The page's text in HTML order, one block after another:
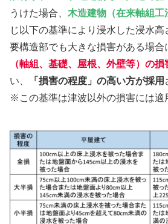
うけた場合、 木造建物（在来軸組工
じ以下の基準により浸水した浸水
要構造部でも大きな損害がある場合
（軸組、基礎、屋根、外壁等）の損
い、
「損害の程度」の高い方が採用
※この基準は津波以外の損害には適